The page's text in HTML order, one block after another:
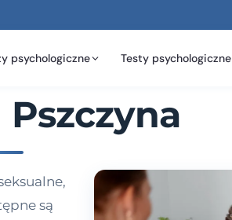
psychologiczne Testy psychologiczne
są